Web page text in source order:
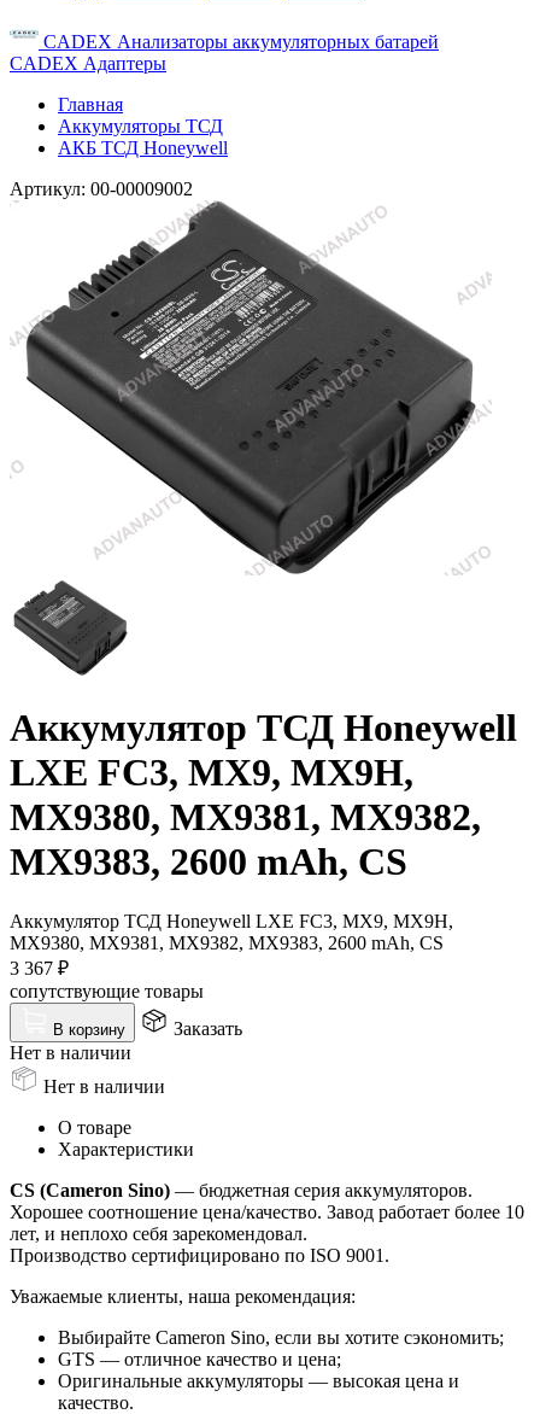
CADEX Анализаторы аккумуляторных батарей
CADEX Адаптеры
Главная
Аккумуляторы ТСД
АКБ ТСД Honeywell
Артикул: 00-00009002
Аккумулятор ТСД Honeywell
LXE FC3, MX9, MX9H,
MX9380, MX9381, MX9382,
MX9383, 2600 mAh, CS
Аккумулятор ТСД Honeywell LXE FC3, MX9, MX9H,
MX9380, MX9381, MX9382, MX9383, 2600 mAh, CS
3 367 ₽
сопутствующие товары
В корзину
Заказать
Нет в наличии
Нет в наличии
О товаре
Характеристики
CS (Cameron Sino) — бюджетная серия аккумуляторов.
Хорошее соотношение цена/качество. Завод работает более 10
лет, и неплохо себя зарекомендовал.
Производство сертифицировано по ISO 9001.
Уважаемые клиенты, наша рекомендация:
Выбирайте Cameron Sino, если вы хотите сэкономить;
GTS — отличное качество и цена;
Оригинальные аккумуляторы — высокая цена и
качество.